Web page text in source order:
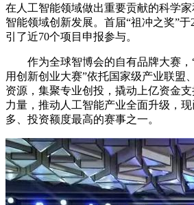
在人工智能领域做出重要贡献的科学
智能领域创新发展。首届“祖冲之奖”于
引了近70个项目申报参与。
作为全球智博会的自有品牌大赛，
用创新创业大赛”依托国家级产业联盟
资源，集聚专业创投，撬动上亿资金
力量，推动人工智能产业全面升级，
多、投资额度最高的赛事之一。